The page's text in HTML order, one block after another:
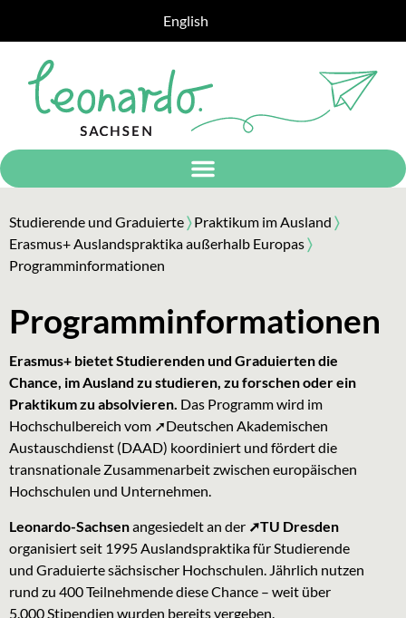
English
Studierende und Graduierte〉Praktikum im Ausland 〉
Erasmus+ Auslandspraktika außerhalb Europas〉
Programminformationen
Programminformationen
Erasmus+ bietet Studierenden und Graduierten die
Chance, im Ausland zu studieren, zu forschen oder ein
Praktikum zu absolvieren. Das Programm wird im
Hochschulbereich vom ➚Deutschen Akademischen
Austauschdienst (DAAD) koordiniert und fördert die
transnationale Zusammenarbeit zwischen europäischen
Hochschulen und Unternehmen.
Leonardo-Sachsenangesiedelt an der ➚TU Dresden
organisiert seit 1995 Auslandspraktika für Studierende
und Graduierte sächsischer Hochschulen. Jährlich nutzen
rund zu 400 Teilnehmende diese Chance – weit über
5.000 Stipendien wurden bereits vergeben.